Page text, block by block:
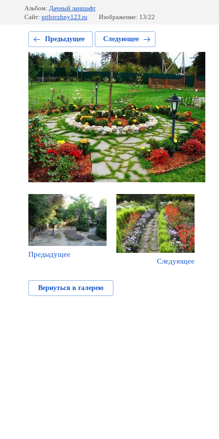
Альбом: Дачный ланшафт
Сайт: pribrezhny123.ru Изображение: 13/22
Предыдущее Следующее
Предыдущее
Следующее
Вернуться в галерею